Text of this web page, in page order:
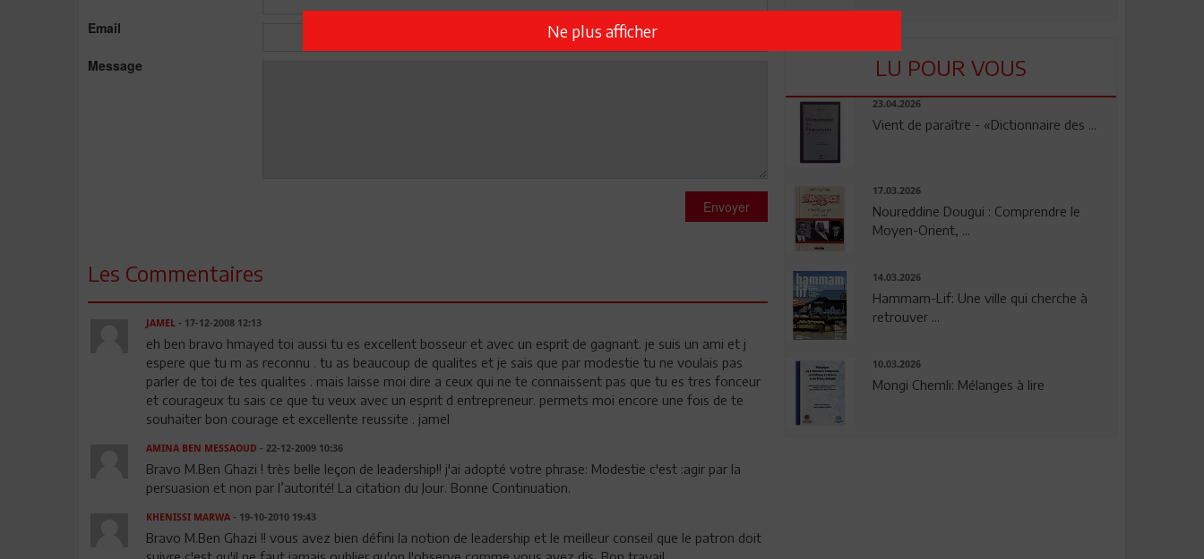
Email
Message
Envoyer
Les Commentaires
JAMEL- 17-12-2008 12:13
eh ben bravo hmayed toi aussi tu es excellent bosseur et avec un esprit de gagnant. je suis un ami et j
espere que tu m as reconnu . tu as beaucoup de qualites et je sais que par modestie tu ne voulais pas
parler de toi de tes qualites . mais laisse moi dire a ceux qui ne te connaissent pas que tu es tres fonceur
et courageux tu sais ce que tu veux avec un esprit d entrepreneur. permets moi encore une fois de te
souhaiter bon courage et excellente reussite . jamel
AMINA BEN MESSAOUD - 22-12-2009 10:36
Bravo M.Ben Ghazi ! très belle leçon de leadership!! j'ai adopté votre phrase: Modestie c'est :agir par la
persuasion et non par l’autorité! La citation du Jour. Bonne Continuation.
KHENISSI MARWA- 19-10-2010 19:43
Bravo M.Ben Ghazi !! vous avez bien défini la notion de leadership et le meilleur conseil que le patron doit
LU POUR VOUS
23.04.2026
Vient de paraître - «Dictionnaire des ...
17.03.2026
Noureddine Dougui : Comprendre le
Moyen-Orient, ...
14.03.2026
Hammam-Lif: Une ville qui cherche à
retrouver ...
10.03.2026
Mongi Chemli: Mélanges à lire
Ne plus afficher